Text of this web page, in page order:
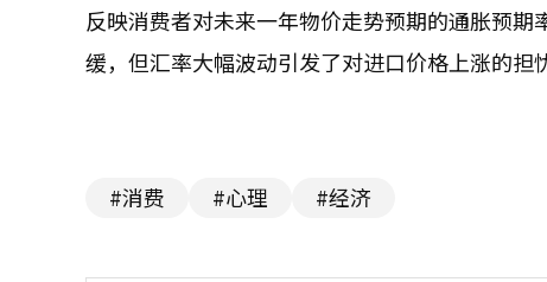
反映消费者对未来一年物价走势预期的通胀预
缓，但汇率大幅波动引发了对进口价格上涨的担
#消费 #心理 #经济